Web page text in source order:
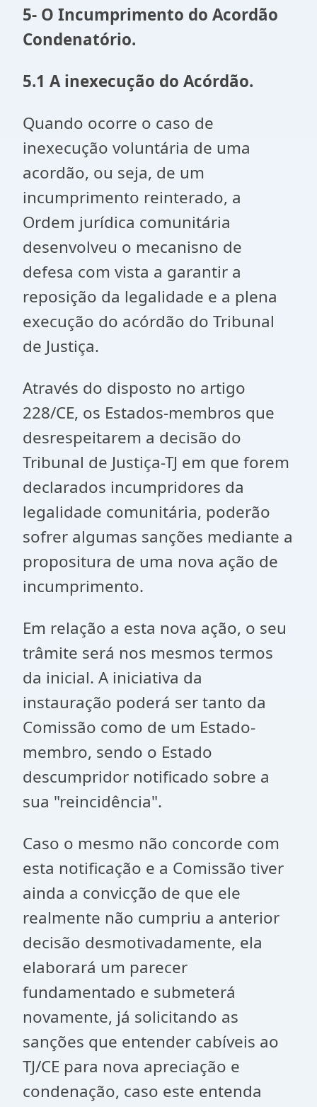
5- O Incumprimento do Acordão
Condenatório.
5.1 A inexecução do Acórdão.
Quando ocorre o caso de
inexecução voluntária de uma
acordão, ou seja, de um
incumprimento reinterado, a
Ordem jurídica comunitária
desenvolveu o mecanisno de
defesa com vista a garantir a
reposição da legalidade e a plena
execução do acórdão do Tribunal
de Justiça.
Através do disposto no artigo
228/CE, os Estados-membros que
desrespeitarem a decisão do
Tribunal de Justiça-TJ em que forem
declarados incumpridores da
legalidade comunitária, poderão
sofrer algumas sanções mediante a
propositura de uma nova ação de
incumprimento.
Em relação a esta nova ação, o seu
trâmite será nos mesmos termos
da inicial. A iniciativa da
instauração poderá ser tanto da
Comissão como de um Estado-
membro, sendo o Estado
descumpridor notificado sobre a
sua "reincidência".
Caso o mesmo não concorde com
esta notificação e a Comissão tiver
ainda a convicção de que ele
realmente não cumpriu a anterior
decisão desmotivadamente, ela
elaborará um parecer
fundamentado e submeterá
novamente, já solicitando as
sanções que entender cabíveis ao
TJ/CE para nova apreciação e
condenação, caso este entenda